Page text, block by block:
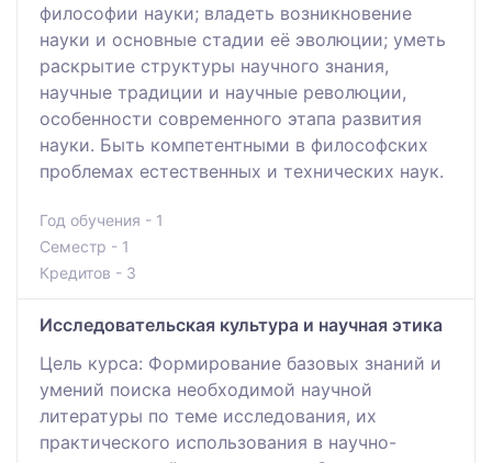
философии науки; владеть возникновение
науки и основные стадии её эволюции; уметь
раскрытие структуры научного знания,
научные традиции и научные революции,
особенности современного этапа развития
науки. Быть компетентными в философских
проблемах естественных и технических наук.
Год обучения - 1
Семестр - 1
Кредитов - 3
Исследовательская культура и научная этика
Цель курса: Формирование базовых знаний и
умений поиска необходимой научной
литературы по теме исследования, их
практического использования в научно-